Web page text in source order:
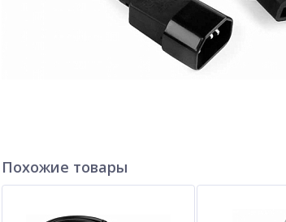
Похожие товары